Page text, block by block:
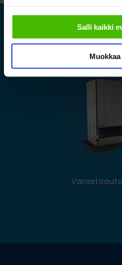
sallimiisi evästeisiin.
Salli kaikki
Muokkaa
Laitetaanko